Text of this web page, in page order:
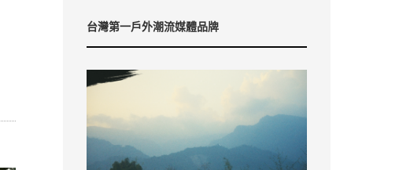
台灣第一戶外潮流媒體品牌